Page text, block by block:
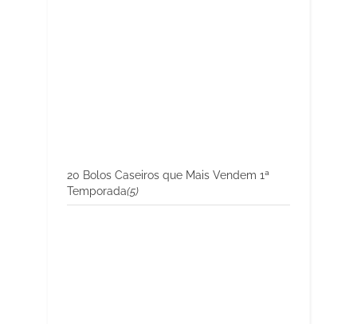
20 Bolos Caseiros que Mais Vendem 1ª
Temporada(5)